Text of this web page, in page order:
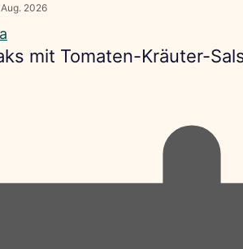
2026
mit Tomaten-Kräuter-